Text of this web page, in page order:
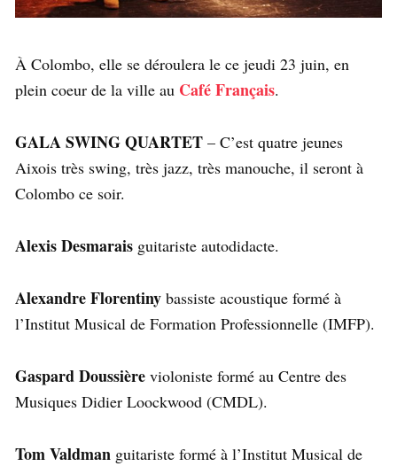
À Colombo, elle se déroulera le ce jeudi 23 juin, en
plein coeur de la ville au Café Français.
GALA SWING QUARTET – C’est quatre jeunes
Aixois très swing, très jazz, très manouche, il seront à
Colombo ce soir.
Alexis Desmarais guitariste autodidacte.
Alexandre Florentiny bassiste acoustique formé à
l’Institut Musical de Formation Professionnelle (IMFP).
Gaspard Doussière violoniste formé au Centre des
Musiques Didier Loockwood (CMDL).
Tom Valdman guitariste formé à l’Institut Musical de